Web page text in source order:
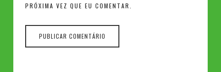
PRÓXIMA VEZ QUE EU COMENTAR.